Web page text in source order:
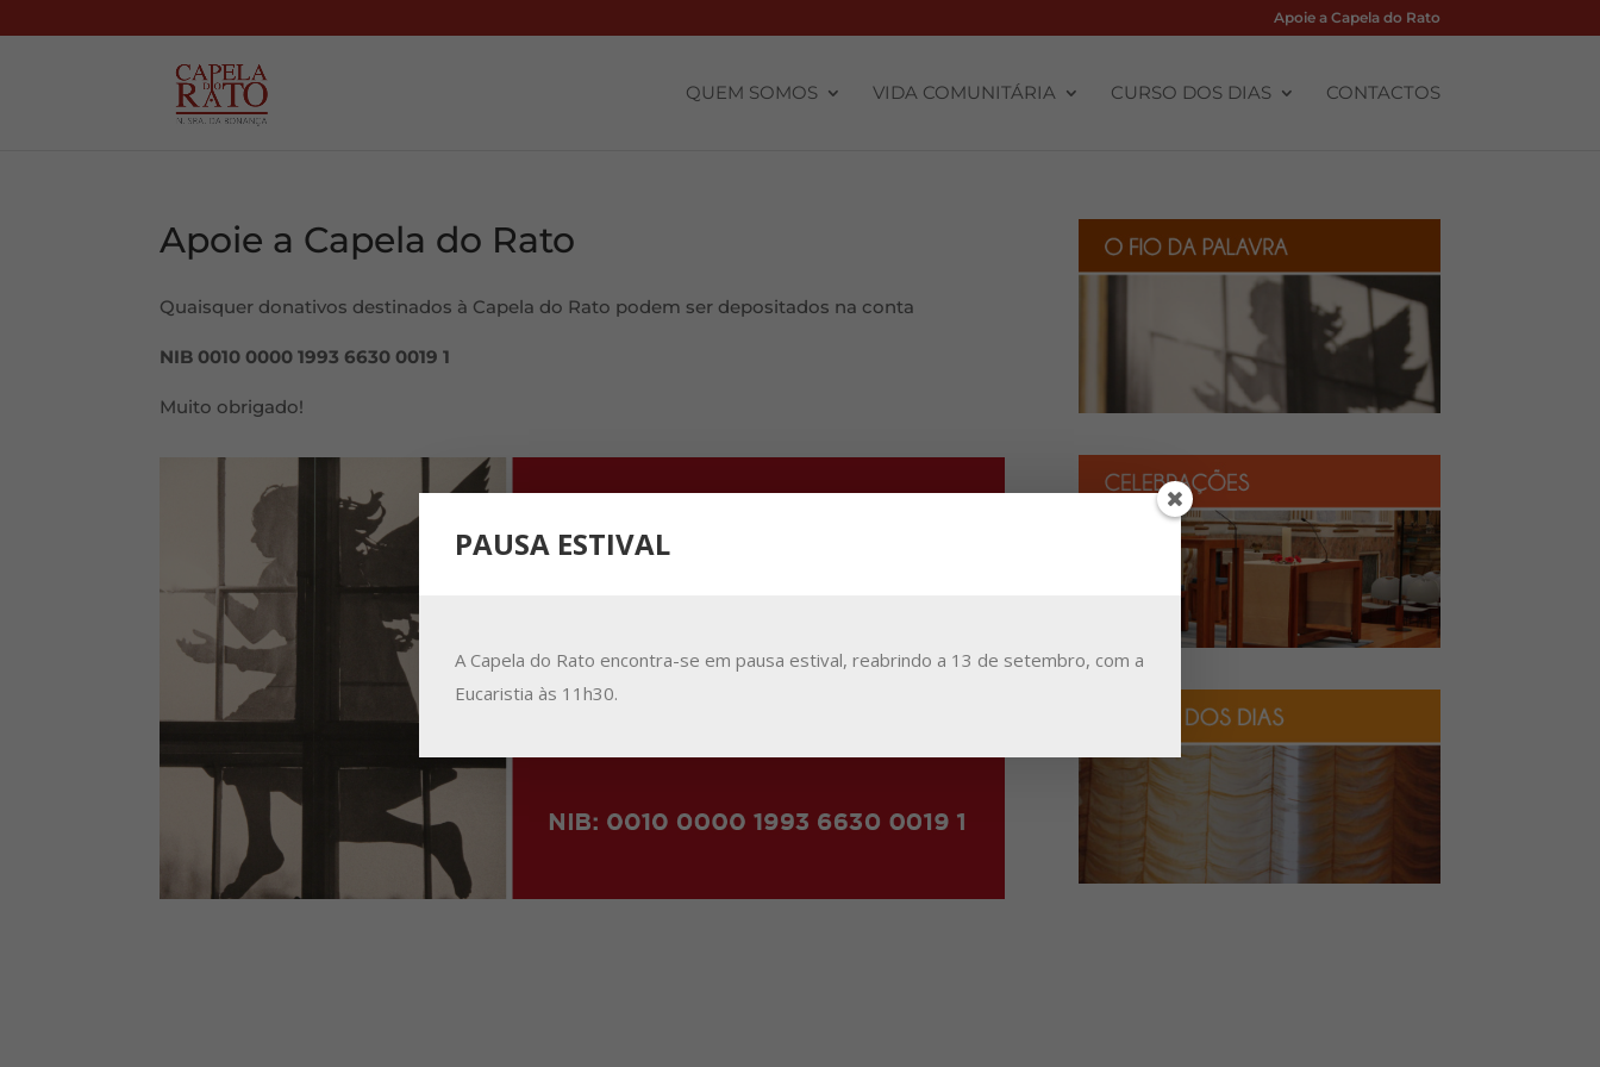
Apoie a Capela do Rato
QUEM SOMOS VIDA COMUNITÁRIA CURSO DOS DIAS CONTACTOS
Apoie a Capela do Rato
Quaisquer donativos destinados à Capela do Rato podem ser depositados na conta
NIB 0010 0000 1993 6630 0019 1
Muito obrigado!
PAUSA ESTIVAL
A Capela do Rato encontra-se em pausa estival, reabrindo a 13 de setembro, com a
Eucaristia às 11h30.